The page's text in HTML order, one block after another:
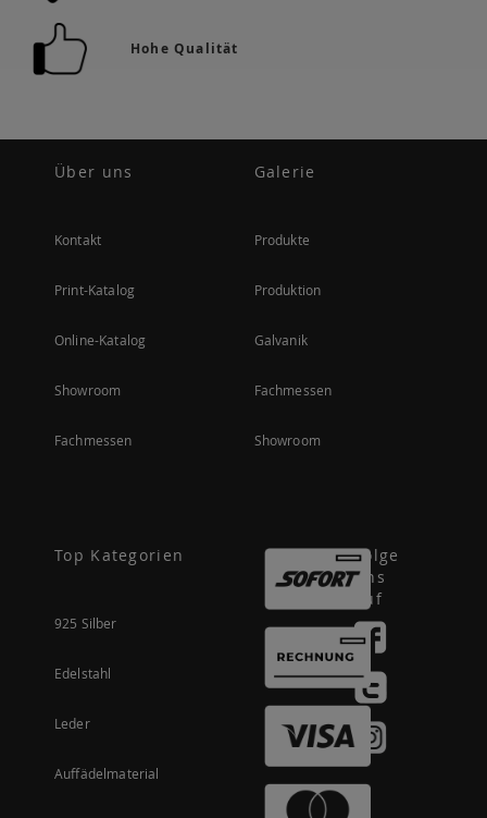
Hohe Qualität
Über uns
Kontakt
Print-Katalog
Online-Katalog
Showroom
Fachmessen
Galerie
Produkte
Produktion
Galvanik
Fachmessen
Showroom
Top Kategorien
925 Silber
Edelstahl
Leder
Auffädelmaterial
Folge
uns
auf